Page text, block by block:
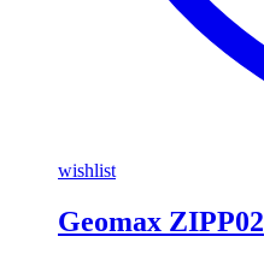
wishlist
Geomax ZIPP02